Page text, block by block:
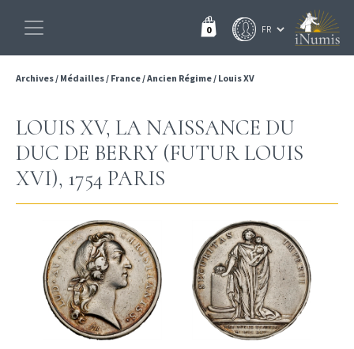
0
Archives/ Médailles/ France/Ancien Régime/ Louis XV
LOUIS XV, LA NAISSANCE DU
DUC DE BERRY (FUTUR LOUIS
XVI), 1754 PARIS